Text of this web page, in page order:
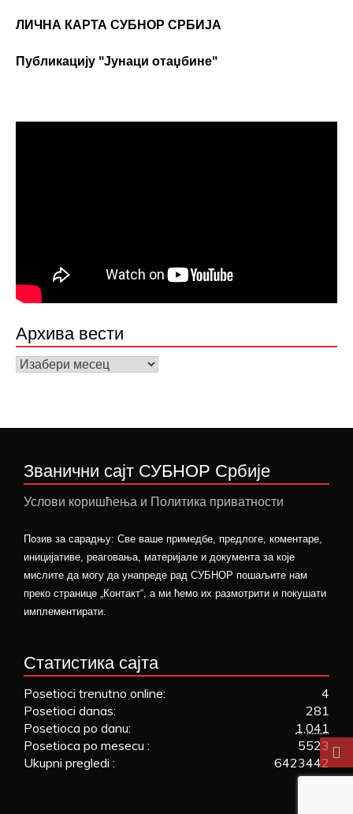
ЛИЧНА КАРТА СУБНОР СРБИЈА
Публикацију "Јунаци отаџбине"
Архива вести
Архива
Званични сајт СУБНОР Србије
Услови коришћења и Политика приватности
Позив за сарадњу: Све ваше примедбе, предлоге, коментаре,
иницијативе, реаговања, материјале и документа за које
мислите да могу да унапреде рад СУБНОР пошаљите нам
преко странице „Контакт“, а ми ћемо их размотрити и покушати
имплементирати.
Статистика сајта
4
Posetioci trenutno online:
281
Posetioci danas:
1,041
Posetioca po danu:
5523
Posetioca po mesecu :
6423442
Ukupni pregledi :